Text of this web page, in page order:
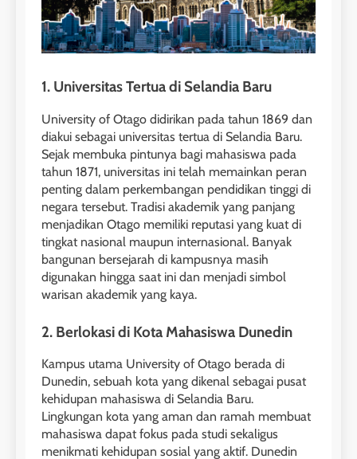
1. Universitas Tertua di Selandia Baru
University of Otago didirikan pada tahun 1869 dan
diakui sebagai universitas tertua di Selandia Baru.
Sejak membuka pintunya bagi mahasiswa pada
tahun 1871, universitas ini telah memainkan peran
penting dalam perkembangan pendidikan tinggi di
negara tersebut. Tradisi akademik yang panjang
menjadikan Otago memiliki reputasi yang kuat di
tingkat nasional maupun internasional. Banyak
bangunan bersejarah di kampusnya masih
digunakan hingga saat ini dan menjadi simbol
warisan akademik yang kaya.
2. Berlokasi di Kota Mahasiswa Dunedin
Kampus utama University of Otago berada di
Dunedin, sebuah kota yang dikenal sebagai pusat
kehidupan mahasiswa di Selandia Baru.
Lingkungan kota yang aman dan ramah membuat
mahasiswa dapat fokus pada studi sekaligus
menikmati kehidupan sosial yang aktif. Dunedin